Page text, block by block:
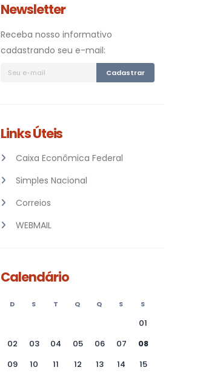
Newsletter
Receba nosso informativo
cadastrando seu e-mail:
Cadastrar
Links Úteis
Caixa Econômica Federal
Simples Nacional
Correios
WEBMAIL
Calendário
D S T Q Q S S
01
02
03 04 05 06 07
08
09
10 11 12 13 14 15